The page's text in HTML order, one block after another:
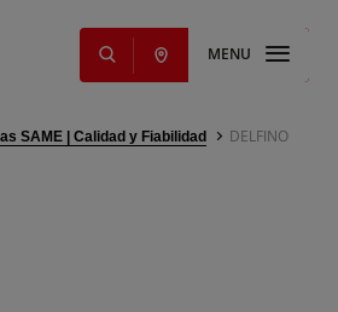
MENU
SAME | Calidad y Fiabilidad DELFINO